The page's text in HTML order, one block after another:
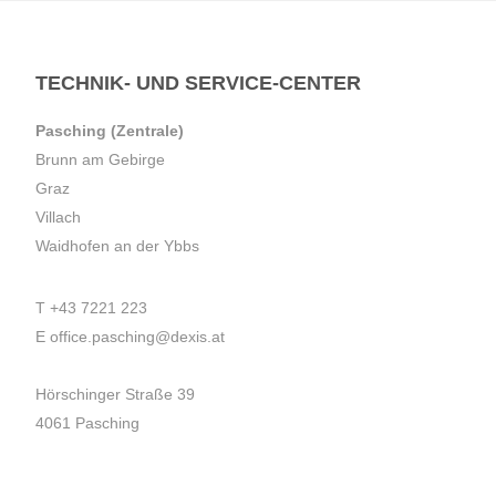
TECHNIK- UND SERVICE-CENTER
Pasching (Zentrale)
Brunn am Gebirge
Graz
Villach
Waidhofen an der Ybbs
T +43 7221 223
E office.pasching@dexis.at
Hörschinger Straße 39
4061 Pasching